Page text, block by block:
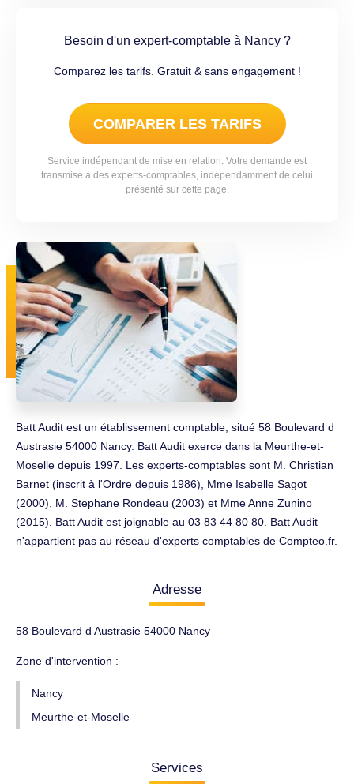
Besoin d'un expert-comptable à Nancy ?
Comparez les tarifs. Gratuit & sans engagement !
COMPARER LES TARIFS
Service indépendant de mise en relation. Votre demande est
transmise à des experts-comptables, indépendamment de celui
présenté sur cette page.
Batt Audit est un établissement comptable, situé 58 Boulevard d
Austrasie 54000 Nancy. Batt Audit exerce dans la Meurthe-et-
Moselle depuis 1997. Les experts-comptables sont M. Christian
Barnet (inscrit à l'Ordre depuis 1986), Mme Isabelle Sagot
(2000), M. Stephane Rondeau (2003) et Mme Anne Zunino
(2015). Batt Audit est joignable au 03 83 44 80 80. Batt Audit
n'appartient pas au réseau d'experts comptables de Compteo.fr.
Adresse
58 Boulevard d Austrasie 54000 Nancy
Zone d'intervention :
Nancy
Meurthe-et-Moselle
Services